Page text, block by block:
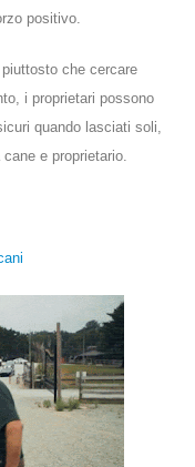
positivo.
che cercare
i proprietari possono
quando lasciati soli,
e proprietario.